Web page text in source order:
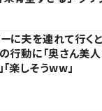
に夫を連れて行く
行動に「奥さん美人
楽しそうww」